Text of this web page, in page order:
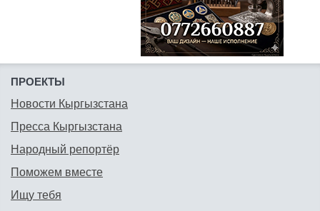
ПРОЕКТЫ
Новости Кыргызстана
Пресса Кыргызстана
Народный репортёр
Поможем вместе
Ищу тебя